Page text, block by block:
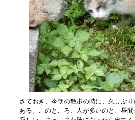
さておき、今朝の散歩の時に、久しぶ
ある。このところ、人が多いのと、昼